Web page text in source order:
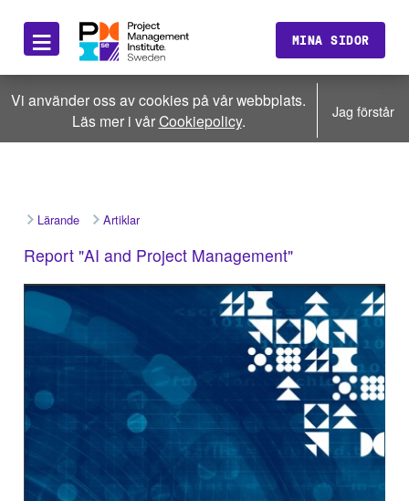
≡ MINA SIDOR
Vi använder oss av cookies på vår webbplats.
Läs mer i vårCookiepolicy. Jag förstår
Lärande Artiklar
Report "AI and Project Management"